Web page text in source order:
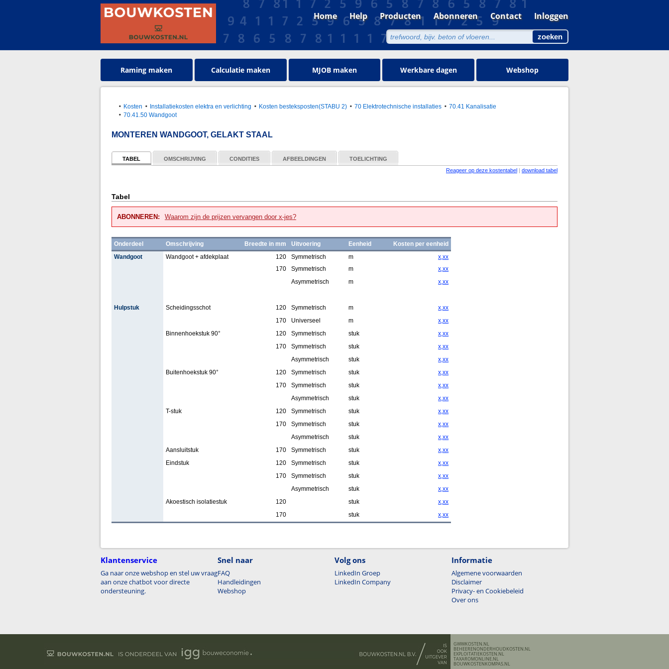
Home Help Producten Abonneren Contact Inloggen
Raming maken Calculatie maken MJOB maken Werkbare dagen Webshop
Kosten Installatiekosten elektra en verlichting Kosten besteksposten(STABU 2) 70 Elektrotechnische installaties
70.41 Kanalisatie
70.41.50 Wandgoot
MONTEREN WANDGOOT, GELAKT STAAL
TABEL OMSCHRIJVING CONDITIES AFBEELDINGEN
TOELICHTING
Reageer op deze kostentabel | download tabel
Tabel
ABONNEREN: Waarom zijn de prijzen vervangen door x-jes?
Onderdeel Omschrijving Breedte in mm Uitvoering Eenheid
Kosten per eenheid
Wandgoot
Wandgoot + afdekplaat 120 Symmetrisch m
x,xx
170
Symmetrisch m
x,xx
Asymmetrisch
m x,xx
Hulpstuk Scheidingsschot 120 Symmetrisch m
x,xx
170
Universeel m
x,xx
Binnenhoekstuk 90°
120 Symmetrisch stuk
x,xx
170
Symmetrisch stuk
x,xx
Asymmetrisch
stuk
x,xx
Buitenhoekstuk 90°
120 Symmetrisch stuk
x,xx
170
Symmetrisch stuk
x,xx
Asymmetrisch
stuk
x,xx
T-stuk
120 Symmetrisch stuk
x,xx
170
Symmetrisch stuk
x,xx
Asymmetrisch
stuk
x,xx
Aansluitstuk
170 Symmetrisch stuk
x,xx
Eindstuk
120 Symmetrisch stuk
x,xx
170
Symmetrisch stuk
x,xx
Asymmetrisch
stuk
x,xx
Akoestisch isolatiestuk
120 stuk
x,xx
170
stuk x,xx
Klantenservice
Ga naar onze webshop en stel uw vraag
aan onze chatbot voor directe
ondersteuning.
Snel naar
FAQ
Handleidingen
Webshop
Volg ons
LinkedIn Groep
LinkedIn Company
Informatie
Algemene voorwaarden
Disclaimer
Privacy- en Cookiebeleid
Over ons
GWWKOSTEN.NL
BEHEERENONDERHOUDKOSTEN.NL
EXPLOITATIEKOSTEN.NL
TAXAROMONLINE.NL
BOUWKOSTENKOMPAS.NL